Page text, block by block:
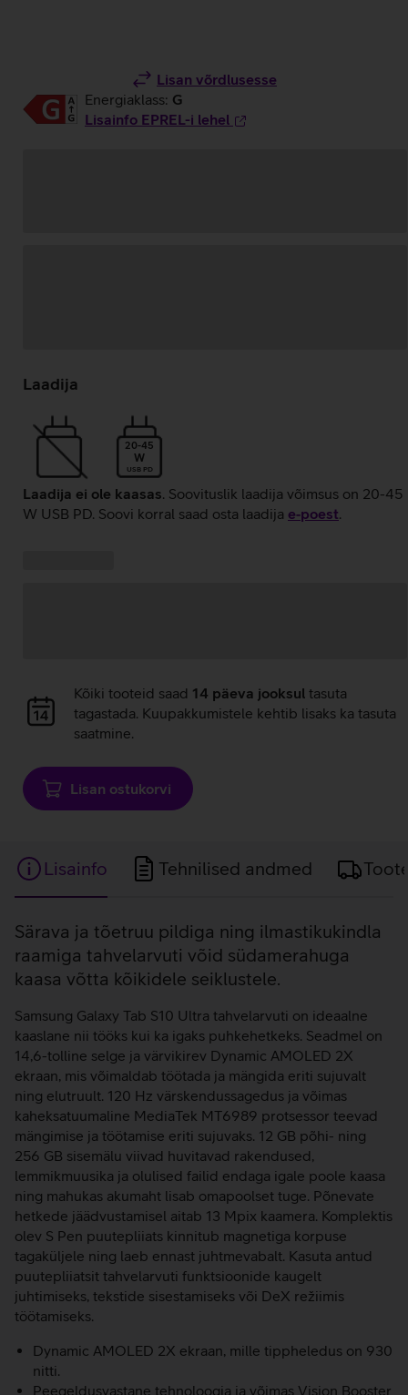
Lisan võrdlusesse
Energiaklass: G
Lisainfo EPREL-i lehel
laadimine
Laadija
20-45
W
USB PD
Laadija ei ole kaasas. Soovituslik laadija võimsus on 20-45
W USB PD. Soovi korral saad osta laadija e‑poest.
Andmete
laadimine
Kõiki tooteid saad 14 päeva jooksul tasuta
tagastada. Kuupakkumistele kehtib lisaks ka tasuta
saatmine.
Lisan ostukorvi
Lisainfo Tehnilised andmed
Lisainfo
Särava ja tõetruu pildiga ning ilmastikukindla
raamiga tahvelarvuti võid südamerahuga
kaasa võtta kõikidele seiklustele.
Samsung Galaxy Tab S10 Ultra tahvelarvuti on ideaalne
kaaslane nii tööks kui ka igaks puhkehetkeks. Seadmel on
14,6-tolline selge ja värvikirev Dynamic AMOLED 2X
ekraan, mis võimaldab töötada ja mängida eriti sujuvalt
ning elutruult. 120 Hz värskendussagedus ja võimas
kaheksatuumaline MediaTek MT6989 protsessor teevad
mängimise ja töötamise eriti sujuvaks. 12 GB põhi- ning
256 GB sisemälu viivad huvitavad rakendused,
lemmikmuusika ja olulised failid endaga igale poole kaasa
ning mahukas akumaht lisab omapoolset tuge. Põnevate
hetkede jäädvustamisel aitab 13 Mpix kaamera. Komplektis
olev S Pen puutepliiats kinnitub magnetiga korpuse
tagaküljele ning laeb ennast juhtmevabalt. Kasuta antud
puutepliiatsit tahvelarvuti funktsioonide kaugelt
juhtimiseks, tekstide sisestamiseks või DeX režiimis
töötamiseks.
Dynamic AMOLED 2X ekraan, mille tippheledus on 930
nitti.
Peegeldusvastane tehnoloogia ja võimas Vision Booster